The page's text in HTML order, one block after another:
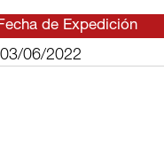
de Expedición
03/06/2022